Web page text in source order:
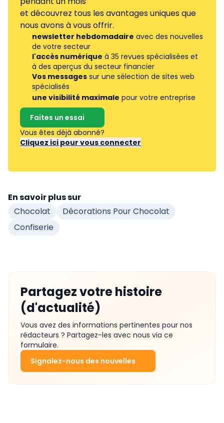
et découvrez tous les avantages uniques que
nous avons à vous offrir.
newsletter hebdomadaire avec des nouvelles
de votre secteur
l'accès numérique à 35 revues spécialisées et
à des aperçus du secteur financier
Vos messages sur une sélection de sites web
spécialisés
une visibilité maximale pour votre entreprise
Faites un essai
Vous êtes déjà abonné?
Cliquez ici pour vous connecter
En savoir plus sur
Chocolat
Décorations Pour Chocolat
Confiserie
Partagez votre histoire
(d'actualité)
Vous avez des informations pertinentes pour nos
rédacteurs ? Partagez-les avec nous via ce
formulaire.
Signalez-nous des nouvelles